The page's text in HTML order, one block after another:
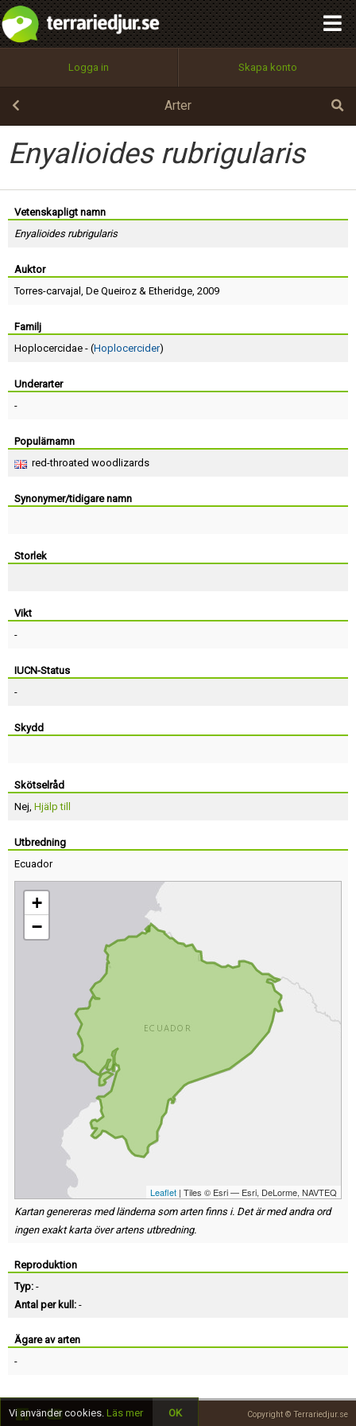
Logga in Skapa konto
Arter
Enyalioides rubrigularis
Vetenskapligt namn
Enyalioides rubrigularis
Auktor
Torres-carvajal , De Queiroz & Etheridge, 2009
Familj
Hoplocercidae - (Hoplocercider)
Underarter
-
Populärnamn
red-throated woodlizards
Synonymer/tidigare namn
Storlek
Vikt
-
IUCN-Status
-
Skydd
Skötselråd
Nej, Hjälp till
Utbredning
Ecuador
+
−
Leaflet | Tiles © Esri — Esri, DeLorme, NAVTEQ
Kartan genereras med länderna som arten finns i. Det är med andra ord
ingen exakt karta över artens utbredning.
Reproduktion
Typ: -
Antal per kull: -
Ägare av arten
-
Copyright © Terrariedjur.se
Utför
100%
OK
integritetspolicy
Namn:
Epost:
Användarnamn:
Lösenord:
Terms of Service
Skapa konto
Begär nytt lösenord
Tillbaka till förstasidan
Vi använder cookies. Läs mer OK